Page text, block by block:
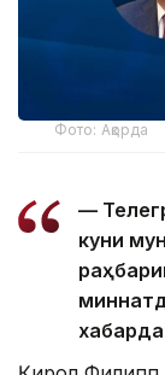
Фото: Ақорда
—
куни